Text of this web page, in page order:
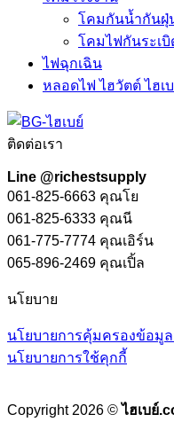
โคมกันน้ำกันฝุ่
โคมไฟกันระเบิ
ไฟฉุกเฉิน
หลอดไฟ ไฮวัตต์ ไฮเ
ติดต่อเรา
Line @richestsupply
061-825-6663 คุณโย
061-825-6333 คุณนี
061-775-7774 คุณเอิร์น
065-896-2469 คุณเปิ้ล
นโยบาย
นโยบายการคุ้มครองข้อมู
นโยบายการใช้คุกกี้
Copyright 2026 ©ไฮเบย์